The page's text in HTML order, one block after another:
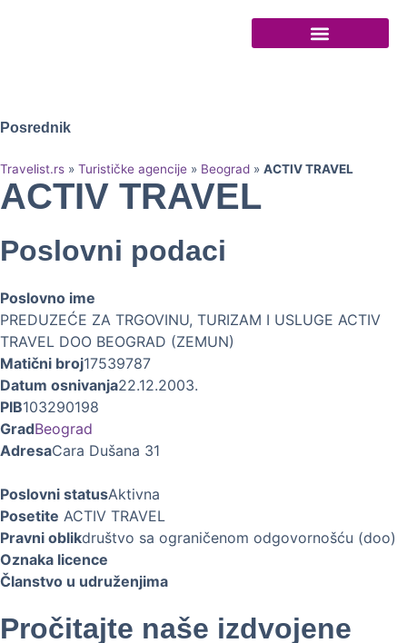
Posrednik
Travelist.rs » Turističke agencije » Beograd » ACTIV TRAVEL
ACTIV TRAVEL
Poslovni podaci
Poslovno ime
PREDUZEĆE ZA TRGOVINU, TURIZAM I USLUGE ACTIV
TRAVEL DOO BEOGRAD (ZEMUN)
Matični broj17539787
Datum osnivanja22.12.2003.
PIB103290198
GradBeograd
AdresaCara Dušana 31
Poslovni statusAktivna
Posetite ACTIV TRAVEL
Pravni oblikdruštvo sa ograničenom odgovornošću (doo)
Oznaka licence
Članstvo u udruženjima
Pročitajte naše izdvojene